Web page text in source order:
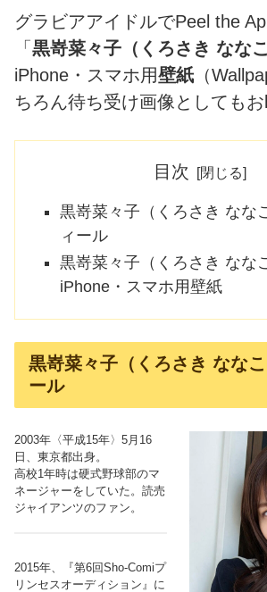
グラビアアイドルでPeel the
「 黒嵜菜々子（くろさき ななこ
iPhone・スマホ用壁紙 （
ちろん待ち受け画像としてもお
目次
黒嵜菜々子（くろさき なな
ィール
黒嵜菜々子（くろさき なな
iPhone・スマホ用壁紙
黒嵜菜々子（くろさき なな
ール
2003年〈平成15年〉5月16
日、東京都出身。
高校1年時は硬式野球部のマ
ネージャーをしていた。読売
ジャイアンツのファン。
2015年、『第6回Sho-Comiプ
リンセスオーディション』に